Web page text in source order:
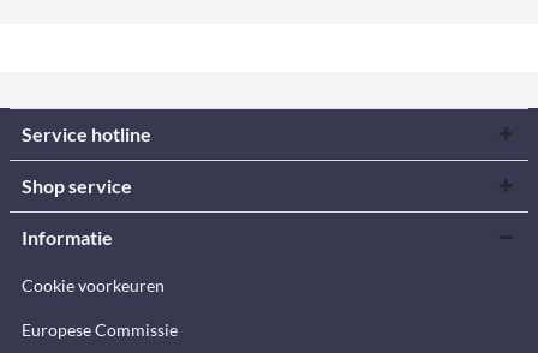
Service hotline
Shop service
Informatie
Cookie voorkeuren
Europese Commissie